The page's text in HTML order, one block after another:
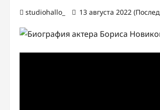
studiohallo_ 13 августа 2022